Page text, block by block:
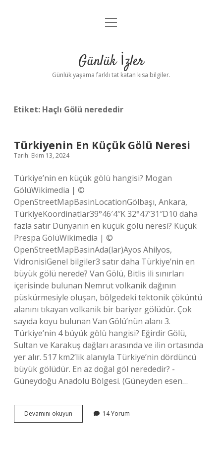
Anasayfa
Yasal Uyarı
menüyü
Günlük İzler
Günlük yaşama farklı tat katan kısa bilgiler.
Etiket: Haçlı Gölü nerededir
Türkiyenin En Küçük Gölü Neresi
Tarih: Ekim 13, 2024
Türkiye’nin en küçük gölü hangisi? Mogan
GölüWikimedia | ©
OpenStreetMapBasinLocationGölbaşı, Ankara,
TürkiyeKoordinatlar39°46′4″K 32°47′31″D10 daha
fazla satır Dünyanın en küçük gölü neresi? Küçük
Prespa GölüWikimedia | ©
OpenStreetMapBasinAda(lar)Ayos Ahilyos,
VidronisiGenel bilgiler3 satır daha Türkiye’nin en
büyük gölü nerede? Van Gölü, Bitlis ili sınırları
içerisinde bulunan Nemrut volkanik dağının
püskürmesiyle oluşan, bölgedeki tektonik çöküntü
alanını tıkayan volkanik bir bariyer gölüdür. Çok
sayıda koyu bulunan Van Gölü’nün alanı 3.
Türkiye’nin 4 büyük gölü hangisi? Eğirdir Gölü,
Sultan ve Karakuş dağları arasında ve ilin ortasında
yer alır. 517 km2’lik alanıyla Türkiye’nin dördüncü
büyük gölüdür. En az doğal göl nerededir? -
Güneydoğu Anadolu Bölgesi. (Güneyden esen…
Devamını okuyun Türkiyenin
En
14 Yorum